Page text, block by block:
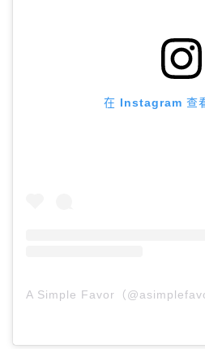
在 Instagram 查
A Simple Favor（